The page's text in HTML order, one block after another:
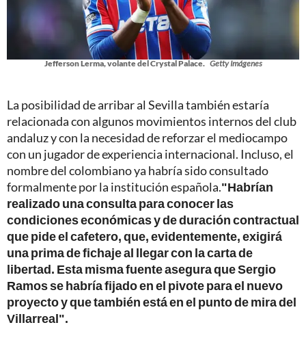
Jefferson Lerma, volante del Crystal Palace. Getty Imágenes
La posibilidad de arribar al Sevilla también estaría
relacionada con algunos movimientos internos del club
andaluz y con la necesidad de reforzar el mediocampo
con un jugador de experiencia internacional. Incluso, el
nombre del colombiano ya habría sido consultado
formalmente por la institución española."Habrían
realizado una consulta para conocer las
condiciones económicas y de duración contractual
que pide el cafetero, que, evidentemente, exigirá
una prima de fichaje al llegar con la carta de
libertad. Esta misma fuente asegura que Sergio
Ramos se habría fijado en el pivote para el nuevo
proyecto y que también está en el punto de mira del
Villarreal".